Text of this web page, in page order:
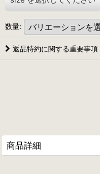
数量:
返品特約に関する重要事項
商品詳細